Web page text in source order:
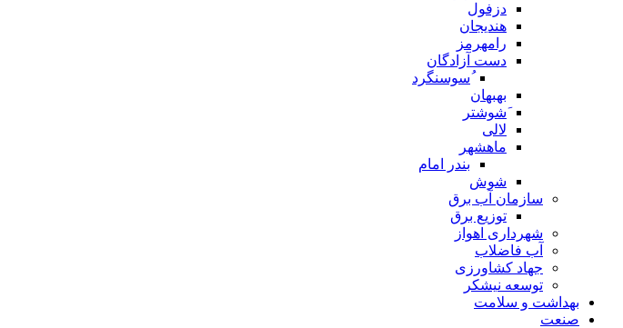
دزفول
هندیجان
رامهرمز
دست آزادگان
ُسوسنگرد
بهبهان
َشوشتر
لالی
ماهشهر
بندر امام
شوش
سازمان آب برق
توزیع برق
شهرداری اهواز
آب فاضلاب
جهاد کشاورزی
توسعه نیشکر
بهداشت و سلامت
صنعت